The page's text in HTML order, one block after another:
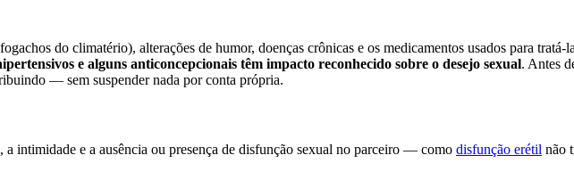
do climatério), alterações de humor, doenças crônicas e os medicamentos usados para
e alguns anticoncepcionais têm impacto reconhecido sobre o desejo sexual. Antes
— sem suspender nada por conta própria.
intimidade e a ausência ou presença de disfunção sexual no parceiro — como disfunção erétil não